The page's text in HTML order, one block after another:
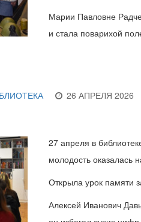
Марии Павловне
и стала поварихой
26 АПРЕЛЯ 2026
27 апреля в
молодость оказалась
Открыла урок памяти
Алексей Иванович